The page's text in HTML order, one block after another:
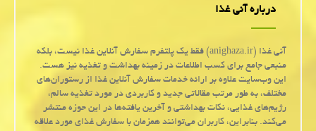
درباره آنی غذا
آنی غذا (anighaza.ir) فقط یک پلتفرم سفارش آنلاین غذا نیست، بلکه
منبعی جامع برای کسب اطلاعات در زمینه بهداشت و تغذیه نیز هست.
این وب‌سایت علاوه بر ارائه خدمات سفارش آنلاین غذا از رستوران‌های
مختلف، به طور مرتب مقالاتی جدید و کاربردی در مورد تغذیه سالم،
رژیم‌های غذایی، نکات بهداشتی و آخرین یافته‌ها در این حوزه منتشر
می‌کند. بنابراین، کاربران می‌توانند همزمان با سفارش غذای مورد علاقه